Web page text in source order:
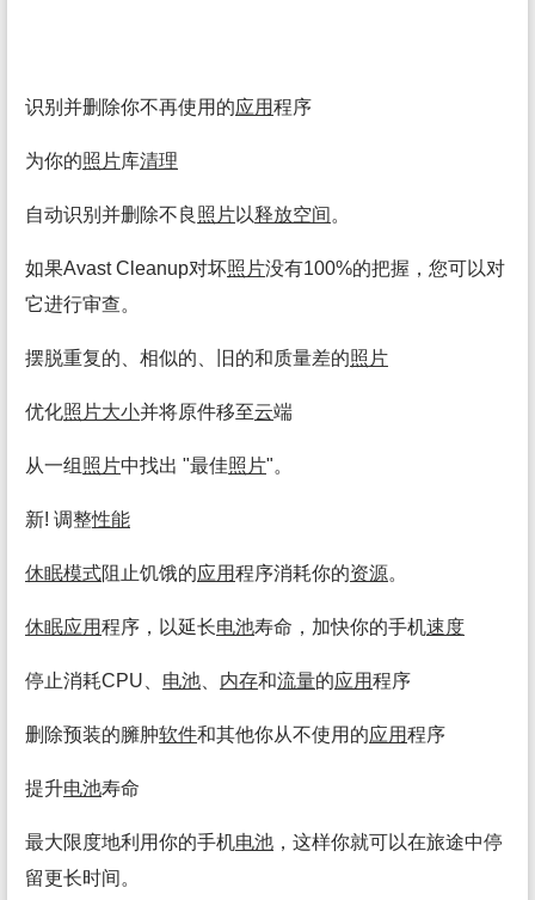
识别并删除你不再使用的应用程序
为你的照片库清理
自动识别并删除不良 照片以释放空间 。
如果Avast Cleanup对坏照片没有100%的把握，您可以对
它进行审查。
摆脱重复的、相似的、旧的和质量差的照片
优化照片大小并将原件移至云端
从一组 照片中找出 "最佳照片"。
新! 调整性能
休眠模式阻止饥饿的应用程序消耗你的资源。
休眠应用程序，以延长电池寿命，加快你的手机速度
停止消耗CPU、 电池 内存和流量的应用程序
删除预装的臃肿软件和其他你从不使用的应用程序
提升电池寿命
最大限度地利用你的手机电池 ，这样你就可以在旅途中停
留更长时间。